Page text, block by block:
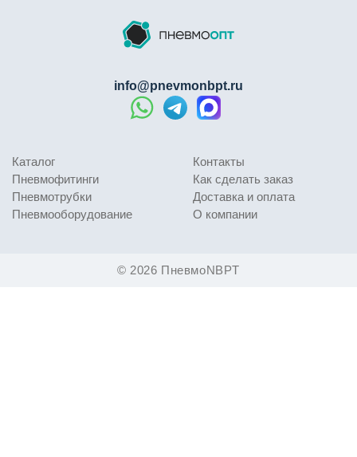
надежную установку вашего пневматического
оборудования, значительно продлевая срок его
© 2026 ПневмоNBPT
Каталог
Пневмофитинги
Пневмотрубки
Пневмооборудование
Контакты
Как сделать заказ
Доставка и оплата
О компании
info@pnevmonbpt.ru